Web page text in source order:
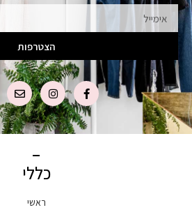
הצטרפות
כללי
ראשי